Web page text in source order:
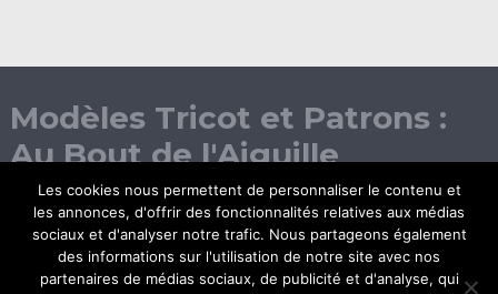
Modèles Tricot et Patrons :
Au Bout de l'Aiguille
Les cookies nous permettent de personnaliser le contenu et
les annonces, d'offrir des fonctionnalités relatives aux médias
sociaux et d'analyser notre trafic. Nous partageons également
des informations sur l'utilisation de notre site avec nos
partenaires de médias sociaux, de publicité et d'analyse, qui